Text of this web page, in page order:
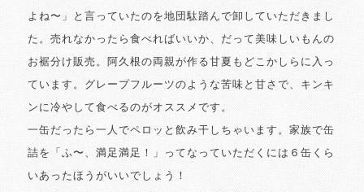
よね〜」と言っていたのを地団駄踏んで卸していただきまし
た。売れなかったら食べればいいか、だって美味しいもんの
お裾分け販売。阿久根の両親が作る甘夏もどこかしらに入っ
ています。グレープフルーツのような苦味と甘さで、キンキ
ンに冷やして食べるのがオススメです。
一缶だったら一人でペロッと飲み干しちゃいます。家族で缶
詰を「ふ〜、満足満足！」ってなっていただくには６缶くら
いあったほうがいいでしょう！